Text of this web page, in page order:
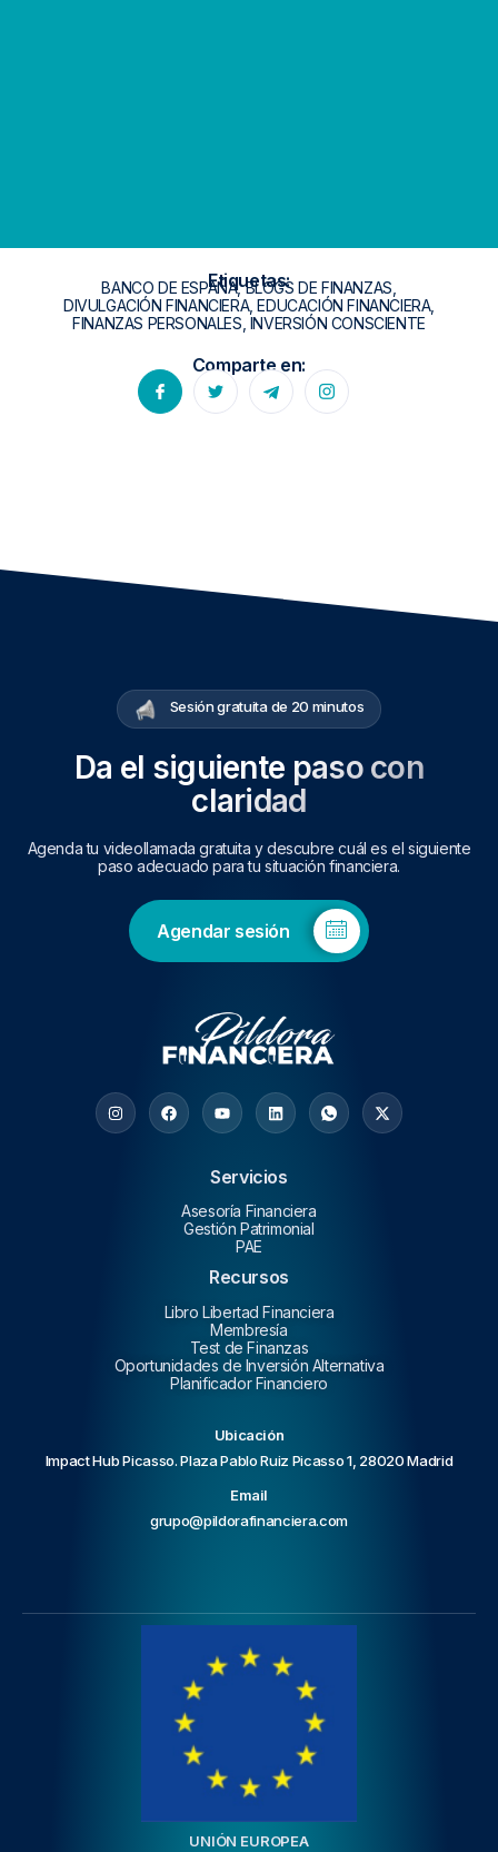
Etiquetas:
BANCO DE ESPAÑA,BLOGS DE FINANZAS,
DIVULGACIÓN FINANCIERA, EDUCACIÓN FINANCIERA,
FINANZAS PERSONALES, INVERSIÓN CONSCIENTE
Comparte en:
Sesión gratuita de 20 minutos
Da el siguiente paso con
claridad
Agenda tu videollamada gratuita y descubre cuál es el siguiente
paso adecuado para tu situación financiera.
Agendar sesión
Servicios
Asesoría Financiera
Gestión Patrimonial
PAE
Recursos
Libro Libertad Financiera
Membresía
Test de Finanzas
Oportunidades de Inversión Alternativa
Planificador Financiero
Ubicación
Impact Hub Picasso. Plaza Pablo Ruiz Picasso 1, 28020 Madrid
Email
grupo@pildorafinanciera.com
UNIÓN EUROPEA